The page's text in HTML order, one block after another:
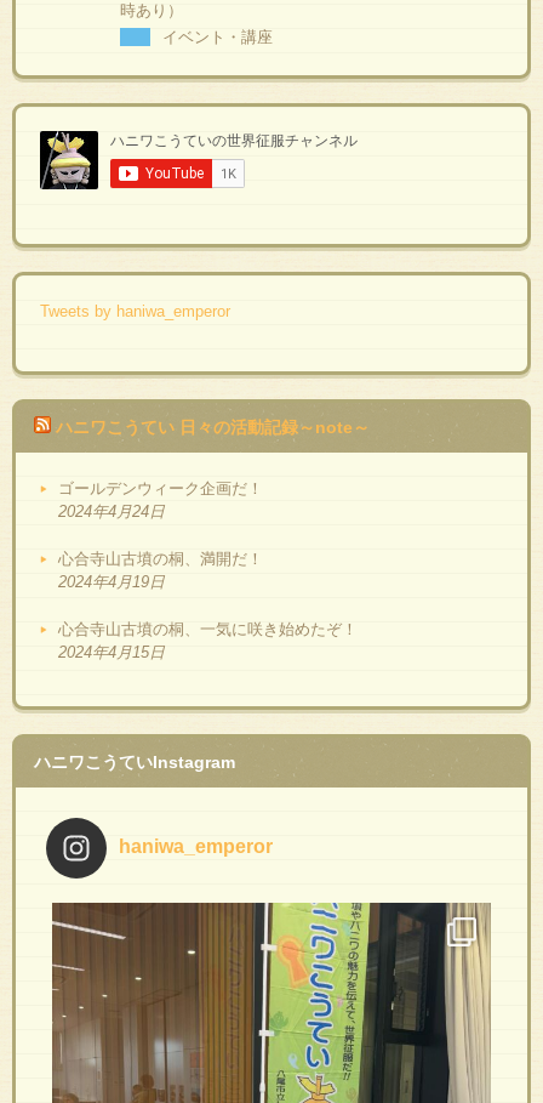
時あり）
イベント・講座
Tweets by haniwa_emperor
ハニワこうてい 日々の活動記録～note～
ゴールデンウィーク企画だ！
2024年4月24日
心合寺山古墳の桐、満開だ！
2024年4月19日
心合寺山古墳の桐、一気に咲き始めたぞ！
2024年4月15日
ハニワこうていInstagram
haniwa_emperor